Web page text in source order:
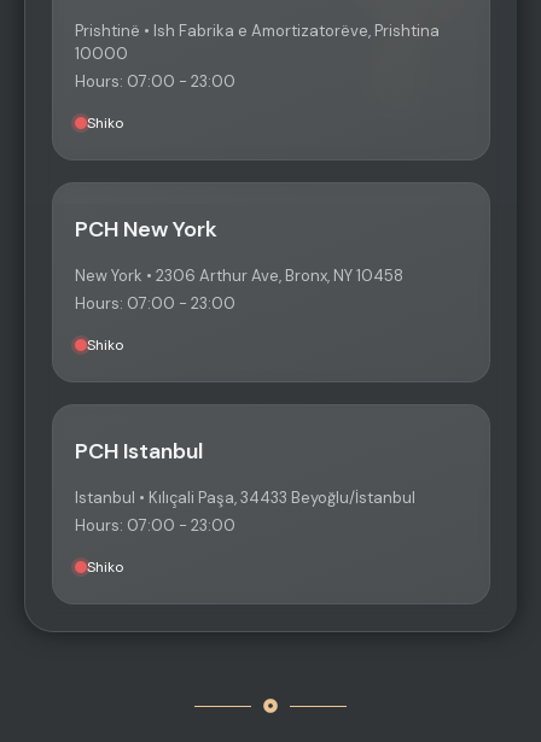
Prishtinë • Ish Fabrika e Amortizatorëve, Prishtina
10000
Hours: 07:00 - 23:00
Shiko
PCH New York
New York • 2306 Arthur Ave, Bronx, NY 10458
Hours: 07:00 - 23:00
Shiko
PCH Istanbul
Istanbul • Kılıçali Paşa, 34433 Beyoğlu/İstanbul
Hours: 07:00 - 23:00
Shiko